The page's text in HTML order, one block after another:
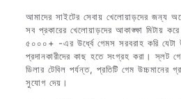
আমাদের সাইটের সেবায় খেলোয়াড়দের জন্য
সব প্রকারের খেলোয়াড়দের আকাঙ্ক্ষা মিটায়
৫০০০+ -এর উর্ধ্বে গেমস সরবরাহ করি
প্রদানকারীদের কাছ হতে সংগ্রহ করা। স্লট
ডিলার টেবিল পর্যন্ত, প্রতিটি গেম উচ্চমানের
সুযোগ দেয়।